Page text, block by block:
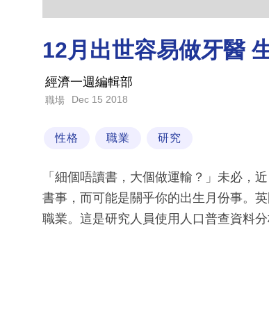
12月出世容易做牙醫
經濟一週編輯部
職場 Dec 15 2018
性格 職業 研究
「細個唔讀書，大個做運輸？」未必，
書事，而可能是關乎你的出生月份事。
職業。這是研究人員使用人口普查資料